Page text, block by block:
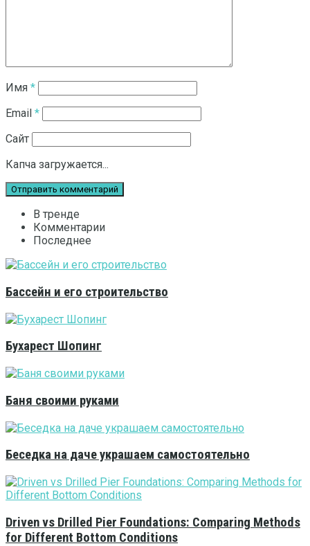
Имя *
Email *
Сайт
Капча загружается...
В тренде
Комментарии
Последнее
Бассейн и его строительство
Бухарест Шопинг
Баня своими руками
Беседка на даче украшаем самостоятельно
Driven vs Drilled Pier Foundations: Comparing Methods
for Different Bottom Conditions